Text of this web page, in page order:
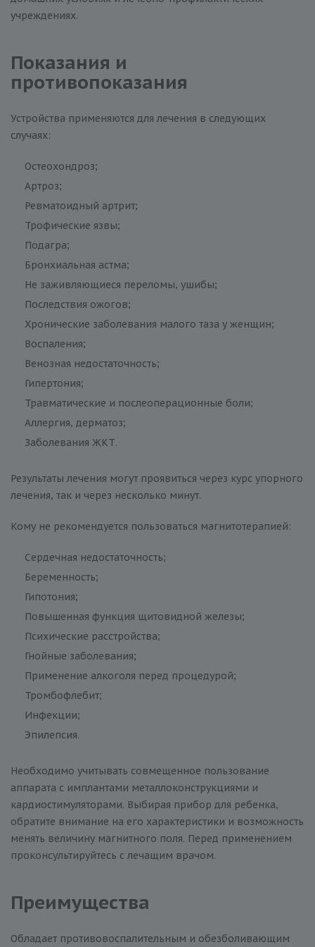
учреждениях.
Показания и
противопоказания
Устройства применяются для лечения в следующих
случаях:
Остеохондроз;
Артроз;
Ревматоидный артрит;
Трофические язвы;
Подагра;
Бронхиальная астма;
Не заживляющиеся переломы, ушибы;
Последствия ожогов;
Хронические заболевания малого таза у женщин;
Воспаления;
Венозная недостаточность;
Гипертония;
Травматические и послеоперационные боли;
Аллергия, дерматоз;
Заболевания ЖКТ.
Результаты лечения могут проявиться через курс упорного
лечения, так и через несколько минут.
Кому не рекомендуется пользоваться магнитотерапией:
Сердечная недостаточность;
Беременность;
Гипотония;
Повышенная функция щитовидной железы;
Психические расстройства;
Гнойные заболевания;
Применение алкоголя перед процедурой;
Тромбофлебит;
Инфекции;
Эпилепсия.
Необходимо учитывать совмещенное пользование
аппарата с имплантами металлоконструкциями и
кардиостимуляторами. Выбирая прибор для ребенка,
обратите внимание на его характеристики и возможность
менять величину магнитного поля. Перед применением
проконсультируйтесь с лечащим врачом.
Преимущества
Обладает противовоспалительным и обезболивающим